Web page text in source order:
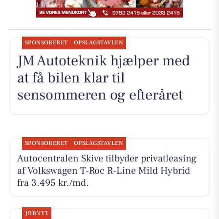
SPONSORERET OPSLAGSTAVLEN
JM Autoteknik hjælper med
at få bilen klar til
sensommeren og efteråret
SPONSORERET OPSLAGSTAVLEN
Autocentralen Skive tilbyder privatleasing
af Volkswagen T-Roc R-Line Mild Hybrid
fra 3.495 kr./md.
JOBNYT